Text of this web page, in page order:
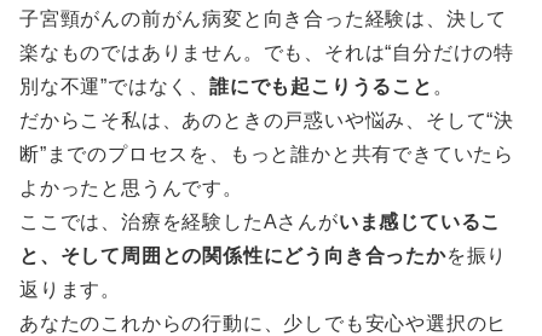
子宮頸がんの前がん病変と向き合った経験は、決して
楽なものではありません。でも、それは“自分だけの特
別な不運”ではなく、 誰にでも起こりうること 。
だからこそ私は、あのときの戸惑いや悩み、そして“決
断”までのプロセスを、もっと誰かと共有できていたら
よかったと思うんです。
ここでは、治療を経験したAさんがいま感じているこ
と、そして周囲との関係性にどう向き合ったかを振り
返ります。
あなたのこれからの行動に、少しでも安心や選択のヒ